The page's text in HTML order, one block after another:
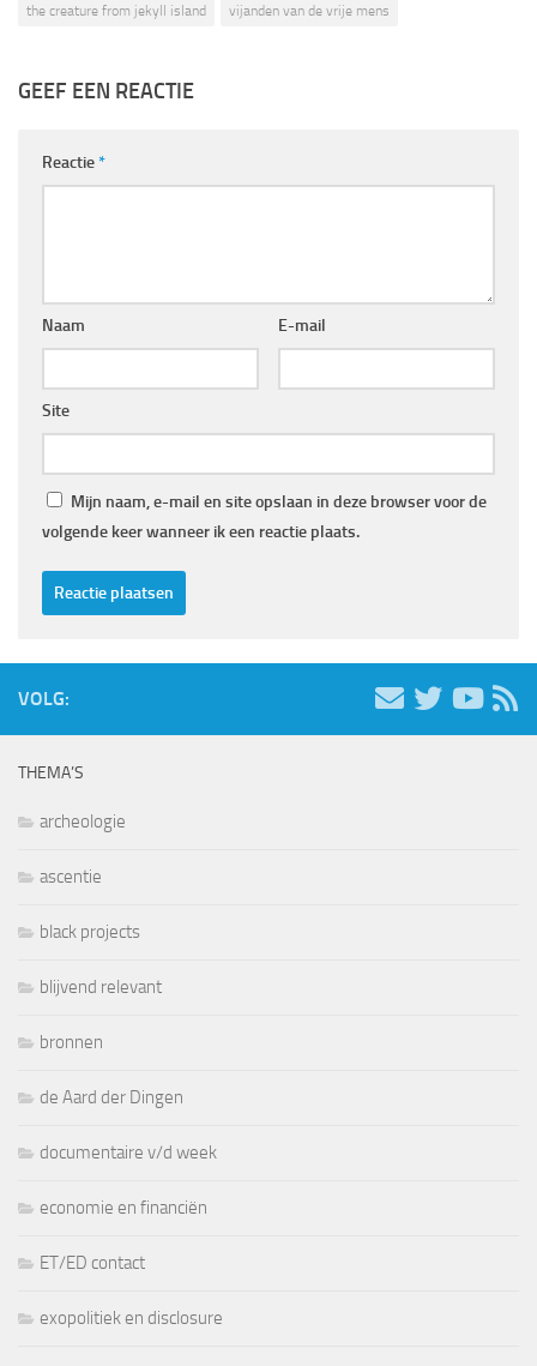
the creature from jekyll island
vijanden van de vrije mens
GEEF EEN REACTIE
Reactie*
Naam E-mail
Site
Mijn naam, e-mail en site opslaan in deze browser voor de
volgende keer wanneer ik een reactie plaats.
VOLG:
THEMA’S
archeologie
ascentie
black projects
blijvend relevant
bronnen
de Aard der Dingen
documentaire v/d week
economie en financiën
ET/ED contact
exopolitiek en disclosure